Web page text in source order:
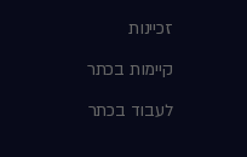
זכיינות
קיימות בכתר
לעבוד בכתר